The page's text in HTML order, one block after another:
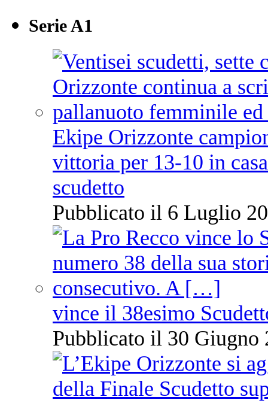
Serie A1
Ekipe Orizzonte
vittoria per 13-10 in
scudetto
Pubblicato il 6 Luglio
vince il 38esimo
Pubblicato il 30 Giugno